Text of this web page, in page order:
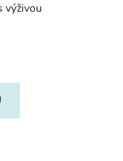
výživou